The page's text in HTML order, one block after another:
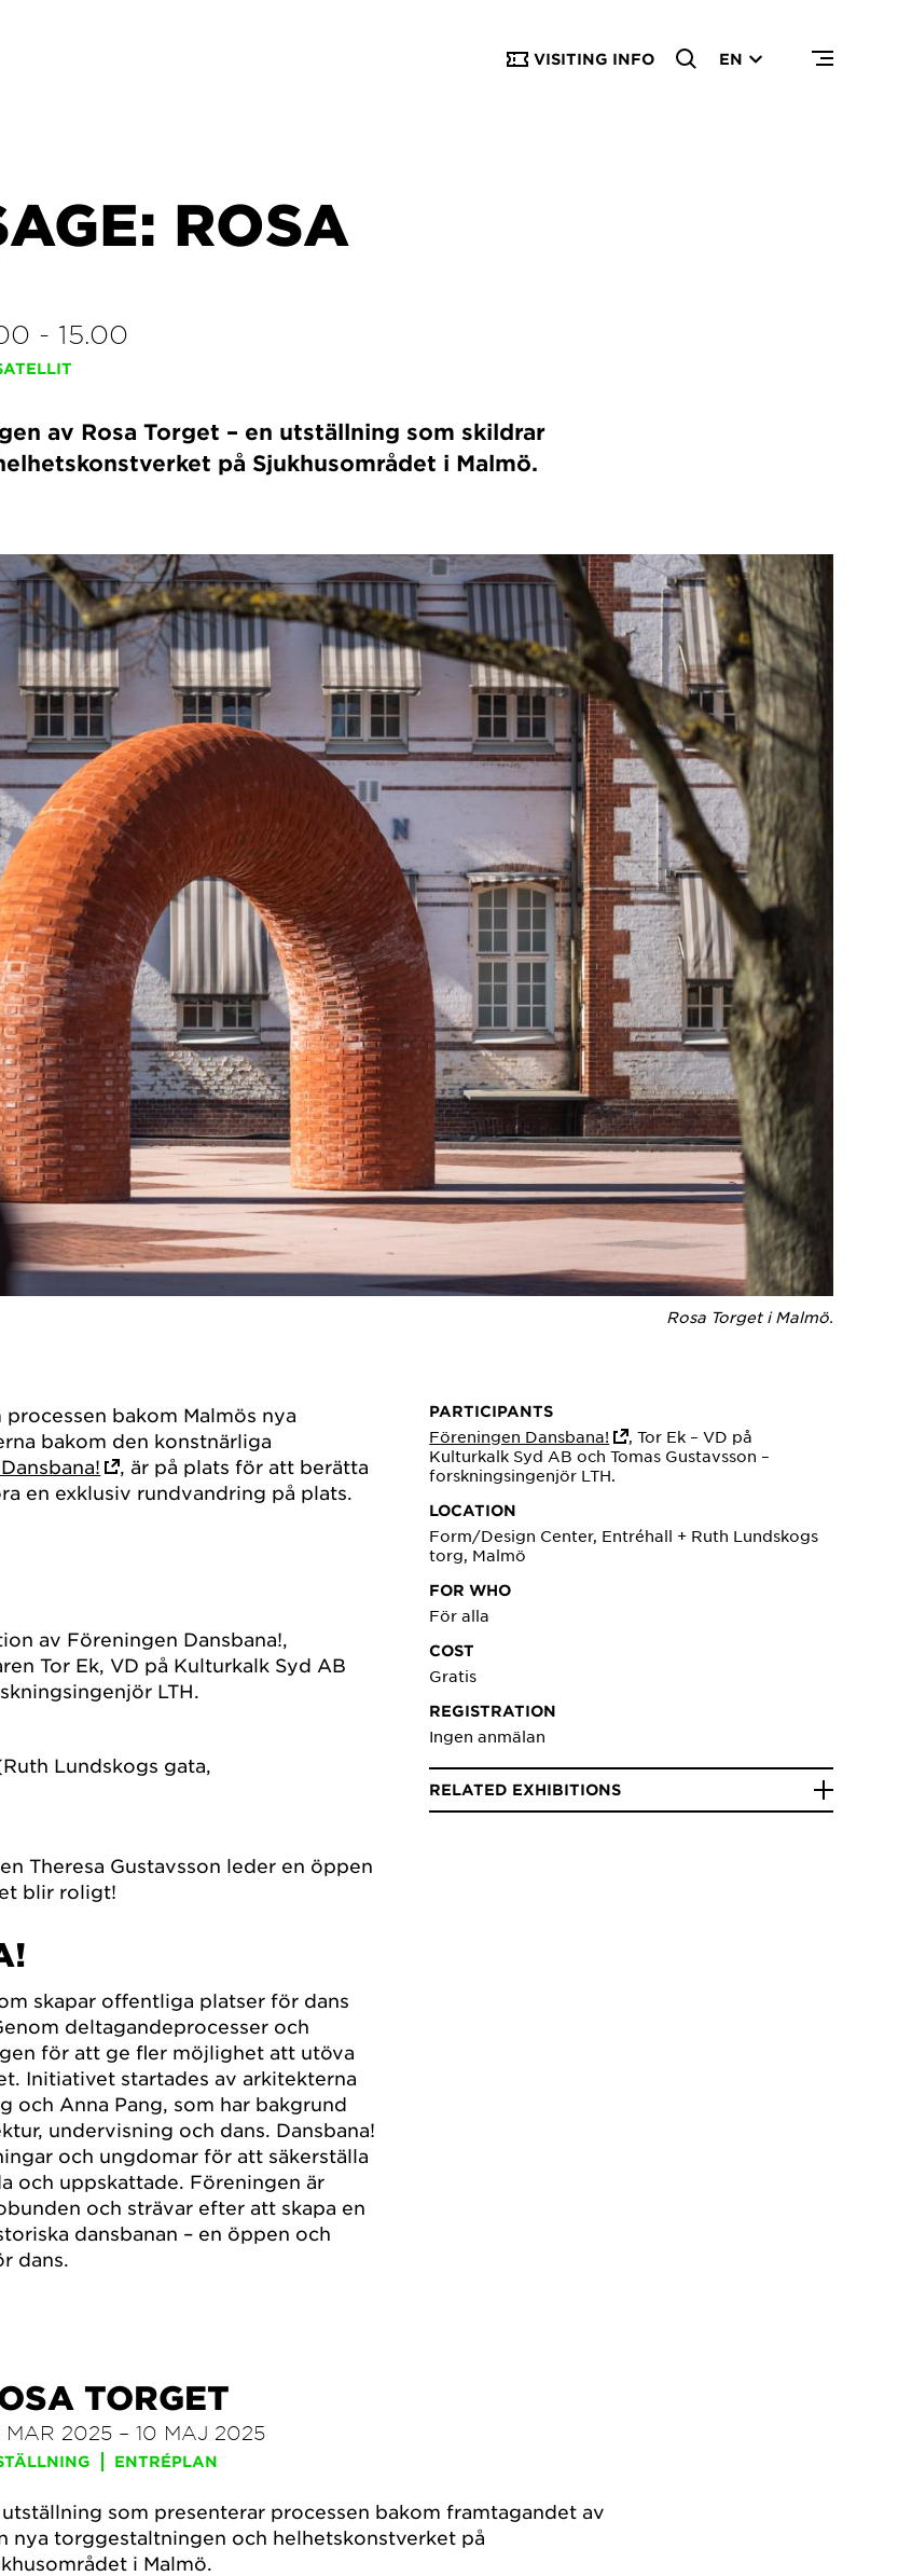
VISITING INFO EN
ROSA
- 15.00
av Rosa Torget – en utställning som skildrar
på Sjukhusområdet i Malmö.
Rosa Torget i Malmö.
bakom Malmös nya
bakom den konstnärliga
, är på plats för att berätta
en exklusiv rundvandring på plats.
av Föreningen Dansbana!,
Tor Ek, VD på Kulturkalk Syd AB
LTH.
Lundskogs gata,
Theresa Gustavsson leder en öppen
blir roligt!
skapar offentliga platser för dans
deltagandeprocesser och
för att ge fler möjlighet att utöva
Initiativet startades av arkitekterna
och Anna Pang, som har bakgrund
undervisning och dans. Dansbana!
och ungdomar för att säkerställa
och uppskattade. Föreningen är
och strävar efter att skapa en
dansbanan – en öppen och
dans.
PARTICIPANTS
Föreningen Dansbana!
, Tor Ek – VD på
Kulturkalk Syd AB och Tomas Gustavsson –
forskningsingenjör LTH.
LOCATION
Form/Design Center, Entréhall + Ruth Lundskogs
torg, Malmö
FOR WHO
För alla
COST
Gratis
REGISTRATION
Ingen anmälan
RELATED EXHIBITIONS
TORGET
2025 – 10 MAJ 2025
ENTRÉPLAN
utställning som presenterar processen bakom framtagandet av
nya torggestaltningen och helhetskonstverket på
i Malmö.